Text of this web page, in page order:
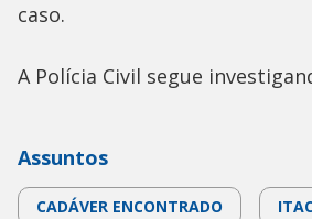
caso.
A Polícia Civil segue
Assuntos
CADÁVER ENCONTRADO